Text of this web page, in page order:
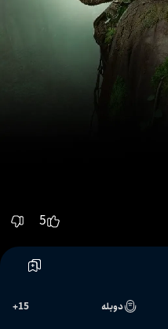
5
دوبله 15
+